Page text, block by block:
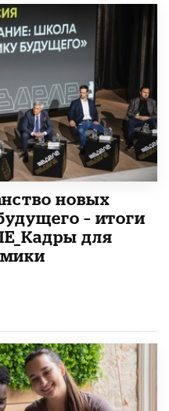
новых
– итоги
для